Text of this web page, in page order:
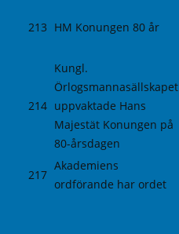
213 HM Konungen 80 år
214
Kungl.
Örlogsmannasällskapet
uppvaktade Hans
Majestät Konungen på
80-årsdagen
217
Akademiens
ordförande har ordet